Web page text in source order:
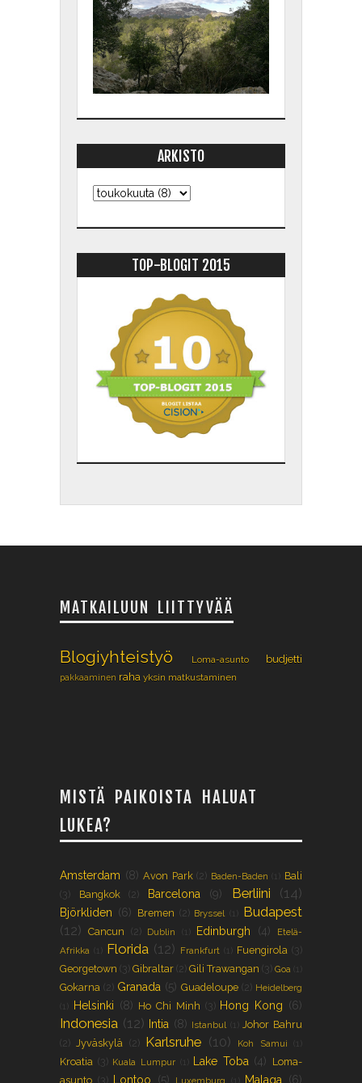
ARKISTO
TOP-BLOGIT 2015
MATKAILUUN LIITTYVÄÄ
Blogiyhteistyö Loma-asunto budjetti
pakkaaminen raha yksin matkustaminen
MISTÄ PAIKOISTA HALUAT
LUKEA?
Amsterdam (8) Avon Park (2) Baden-Baden (1)
Bali
(3)
Bangkok (2) Barcelona (9) Berliini (14)
Björkliden (6) Bremen (2) Bryssel (1)
Budapest
(12)
Cancun (2) Dublin (1) Edinburgh (4)
Etelä-
Afrikka
(1) Florida (12) Frankfurt (1) Fuengirola (3)
Georgetown (3) Gibraltar (2) Gili Trawangan (3) Goa (1)
Gokarna (2) Granada (5) Guadeloupe (2) Heidelberg
(1)
Helsinki (8) Ho Chi Minh (3) Hong Kong (6)
Indonesia (12) Intia (8) Istanbul (1)
Johor Bahru
(2) Jyväskylä (2) Karlsruhe (10) Koh Samui (1)
Kroatia (3) Kuala Lumpur (1) Lake Toba (4) Loma-
asunto (3) Lontoo (5) Malaga (6)